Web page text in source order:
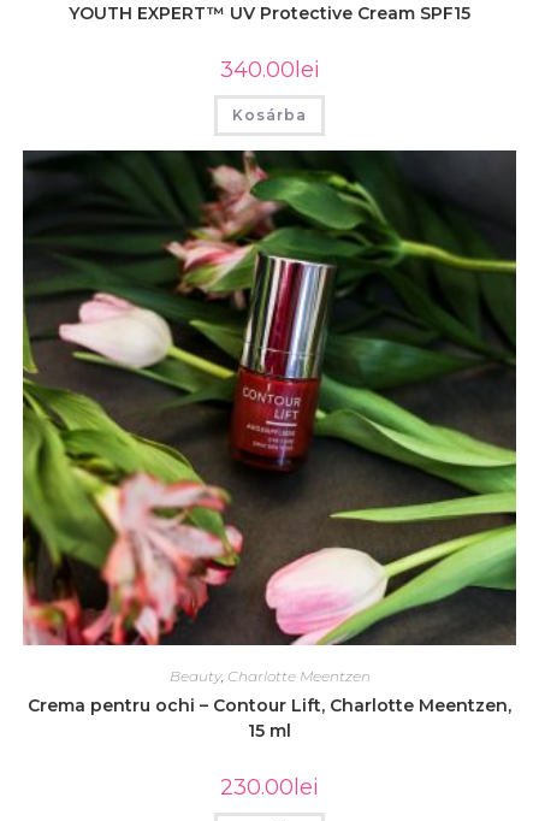
YOUTH EXPERT™ UV Protective Cream SPF15
340.00 lei
Kosárba
Beauty, Charlotte Meentzen
Crema pentru ochi – Contour Lift, Charlotte Meentzen,
15 ml
230.00 lei